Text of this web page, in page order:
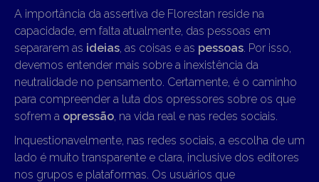
A importância da assertiva de Florestan reside na
capacidade, em falta atualmente, das pessoas em
separarem as ideias, as coisas e as pessoas. Por isso,
devemos entender mais sobre a inexistência da
neutralidade no pensamento. Certamente, é o caminho
para compreender a luta dos opressores sobre os que
sofrem a opressão, na vida real e nas redes sociais.
Inquestionavelmente, nas redes sociais, a escolha de um
lado é muito transparente e clara, inclusive dos editores
nos grupos e plataformas. Os usuários que